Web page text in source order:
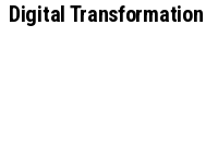
Digital Transformation